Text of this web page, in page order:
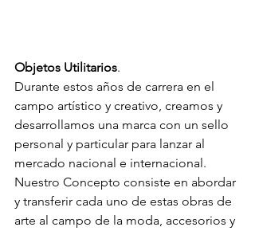
Objetos Utilitarios.
Durante estos años de carrera en el
campo artístico y creativo, creamos y
desarrollamos una marca con un sello
personal y particular para lanzar al
mercado nacional e internacional.
Nuestro Concepto consiste en abordar
y transferir cada uno de estas obras de
arte al campo de la moda, accesorios y